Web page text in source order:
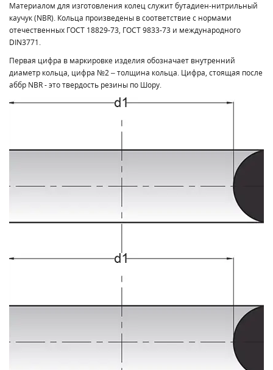
Материалом для изготовления колец служит бутадиен-нитрильный
каучук (NBR). Кольца произведены в соответствие с нормами
отечественных ГОСТ 18829-73, ГОСТ 9833-73 и международного
DIN3771.
Первая цифра в маркировке изделия обозначает внутренний
диаметр кольца, цифра №2 – толщина кольца. Цифра, стоящая после
аббр NBR - это твердость резины по Шору.